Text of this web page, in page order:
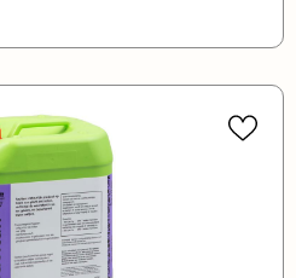
pathogenen
Savitan nu als voeding aan de
het afweersysteem eerder
op infectie aanzienlijk
het ware alerter geworden.
uw gewas tegen